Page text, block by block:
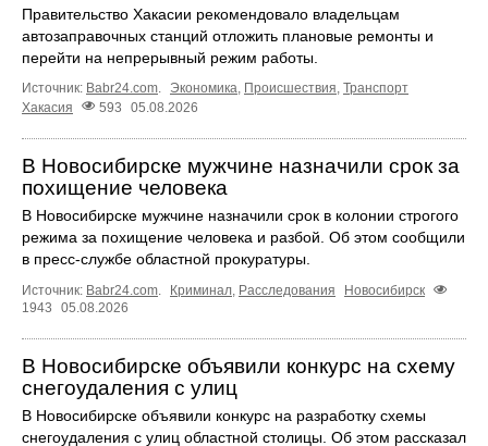
Правительство Хакасии рекомендовало владельцам
автозаправочных станций отложить плановые ремонты и
перейти на непрерывный режим работы.
Источник: Babr24.com. Экономика, Происшествия, Транспорт
Хакасия
593 05.08.2026
В Новосибирске мужчине назначили срок за
похищение человека
В Новосибирске мужчине назначили срок в колонии строгого
режима за похищение человека и разбой. Об этом сообщили
в пресс-службе областной прокуратуры.
Источник: Babr24.com Криминал Расследования
Новосибирск
1943
05.08.2026
В Новосибирске объявили конкурс на схему
снегоудаления с улиц
В Новосибирске объявили конкурс на разработку схемы
снегоудаления с улиц областной столицы. Об этом рассказал